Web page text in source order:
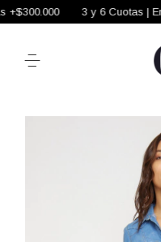
3 y 6 Cuotas |